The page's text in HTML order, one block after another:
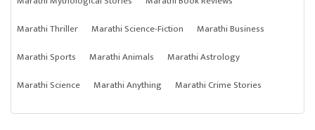
Marathi Thriller
Marathi Science-Fiction
Marathi Business
Marathi Sports
Marathi Animals
Marathi Astrology
Marathi Science
Marathi Anything Marathi Crime Stories